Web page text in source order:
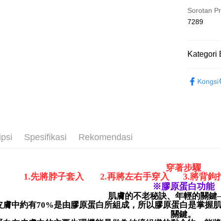
Jika anda
mudah
akhir
Had kredit
[Arahan
Pertama,
1. Dengan
3. Tiada
manakala
AFTEE.
Tempoh
ditambah
Anda
Hami
元)。
NT$80/
NT$499
萊爾富取
NT$80/
Sorotan
7289
Kategori
Kongsi
Spesifikasi Rekomendasi
穿著步驟
1.先將脖子套入 2.再將左右手穿入 3.將背
※膠原蛋白功能
肌膚的不老秘訣、年輕的關
膚中約有70%是由膠原蛋白所組成，所以膠原蛋白是掌握
關鍵。